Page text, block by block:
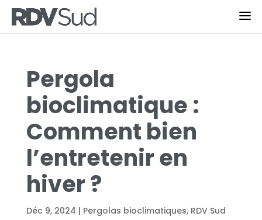
Pergola
bioclimatique :
Comment bien
l’entretenir en
hiver ?
Déc 9, 2024 | Pergolas bioclimatiques, RDV Sud